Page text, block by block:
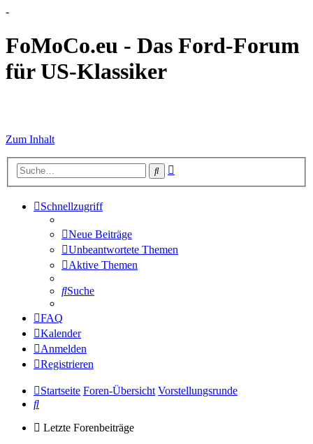
-
FoMoCo.eu - Das Ford-Forum
für US-Klassiker
Zum Inhalt
Suche
Schnellzugriff
Neue Beiträge
Unbeantwortete Themen
Aktive Themen
Suche
FAQ
Kalender
Anmelden
Registrieren
Startseite Foren-Übersicht Vorstellungsrunde
Suche
Letzte Forenbeiträge